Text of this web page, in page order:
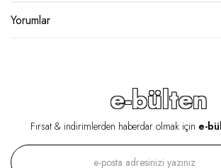
Yorumlar
e-bülten
Fırsat & indirimlerden haberdar olmak için e-